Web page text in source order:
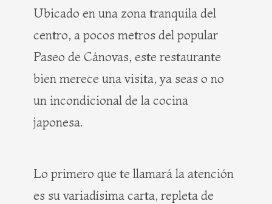
Ubicado en una zona tranquila del
centro, a pocos metros del popular
Paseo de Cánovas, este restaurante
bien merece una visita, ya seas o no
un incondicional de la cocina
japonesa.
Lo primero que te llamará la atención
es su variadísima carta, repleta de